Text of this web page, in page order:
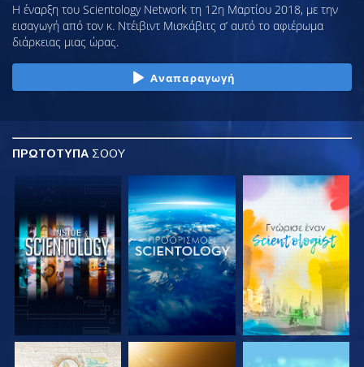
Η έναρξη του Scientology Network τη 12η Μαρτίου 2018, με την
εισαγωγή από τον κ. Ντέιβιντ Μισκάβιτς σ’ αυτό το αφιέρωμα
διάρκειας μιας ώρας.
Αναπαραγωγή
ΠΡΩΤΟΤΥΠΑ ΣΟΟΥ